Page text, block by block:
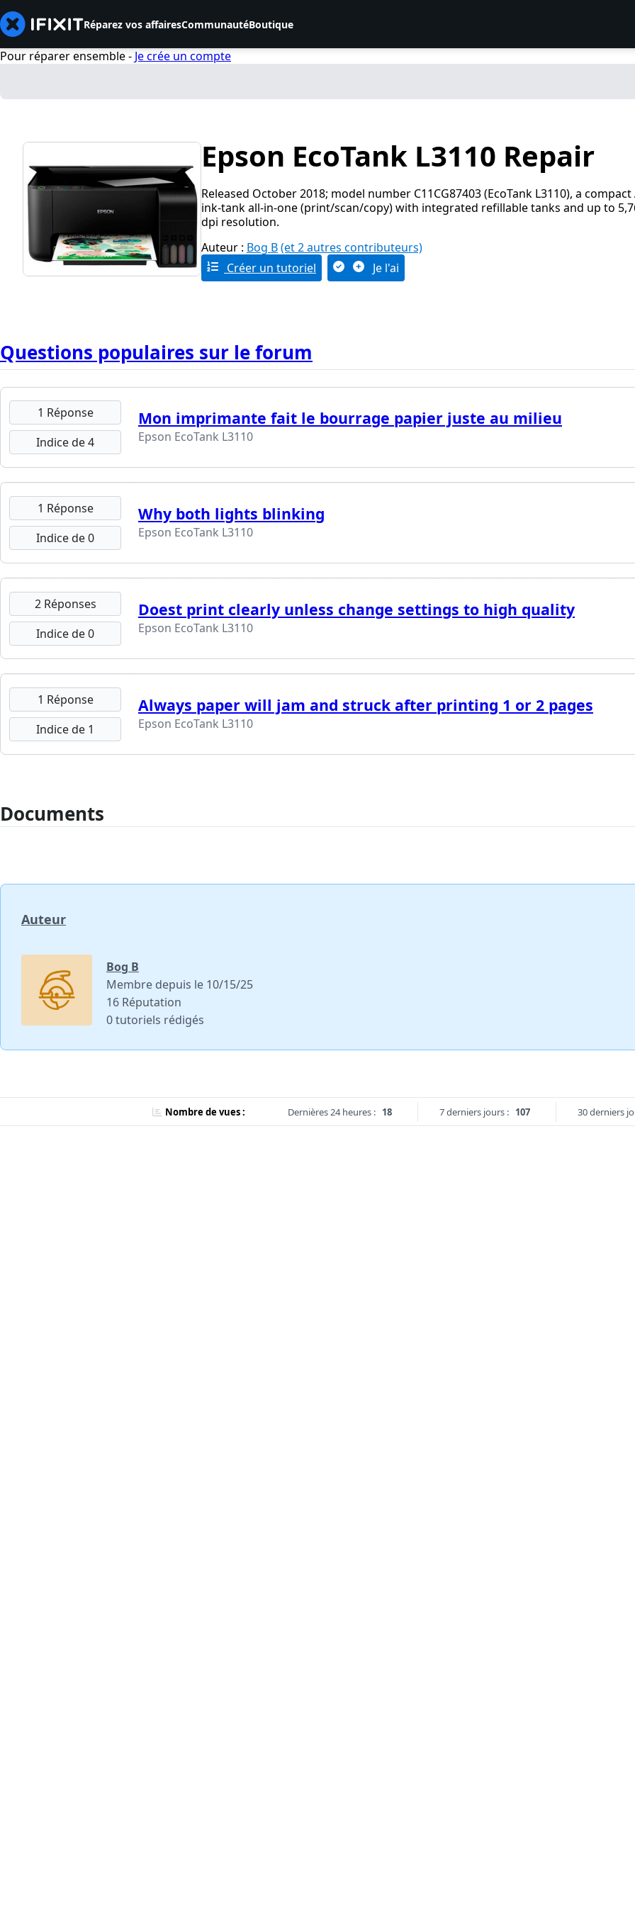
Réparez vos affairesCommunautéBoutique
Pour réparer ensemble - Je crée un compte
Epson EcoTank L3110 Repair
Released October 2018; model number C11CG87403 (EcoTank L3110), a compact
ink‑tank all‑in‑one (print/scan/copy) with integrated refillable tanks and up to
dpi resolution.
Auteur : Bog B(et 2 autres contributeurs)
Créer un tutoriel
Je l'ai
Questions populaires sur le forum
1 Réponse
Indice de 4
Mon imprimante fait le bourrage papier juste au milieu
Epson EcoTank L3110
1 Réponse
Indice de 0
Why both lights blinking
Epson EcoTank L3110
2 Réponses
Indice de 0
Doest print clearly unless change settings to high quality
Epson EcoTank L3110
1 Réponse
Indice de 1
Always paper will jam and struck after printing 1 or 2 pages
Epson EcoTank L3110
Documents
Auteur
Bog B
Membre depuis le 10/15/25
16 Réputation
0 tutoriels rédigés
Nombre de vues : Dernières 24 heures : 18 7 derniers jours : 107 30 derniers